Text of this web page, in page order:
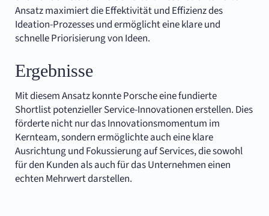
Ansatz maximiert die Effektivität und Effizienz des
Ideation-Prozesses und ermöglicht eine klare und
schnelle Priorisierung von Ideen.
Ergebnisse
Mit diesem Ansatz konnte Porsche eine fundierte
Shortlist potenzieller Service-Innovationen erstellen. Dies
förderte nicht nur das Innovationsmomentum im
Kernteam, sondern ermöglichte auch eine klare
Ausrichtung und Fokussierung auf Services, die sowohl
für den Kunden als auch für das Unternehmen einen
echten Mehrwert darstellen.